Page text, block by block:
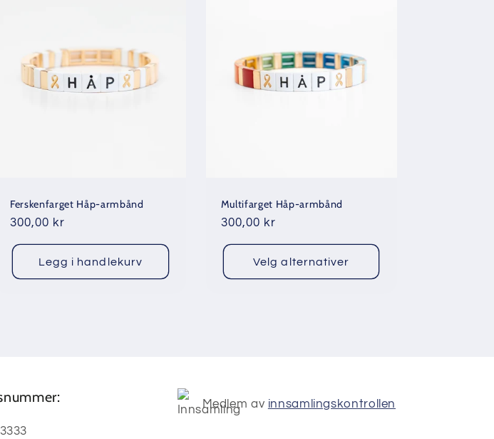
Ferskenfarget Håp-armbånd
Vanlig
300,00 kr
Legg i handlekurv
Multifarget Håp-armbånd
Vanlig
300,00 kr
Velg alternativer
Medlem av innsamlingskontrollen